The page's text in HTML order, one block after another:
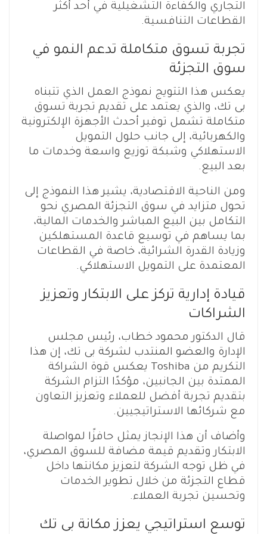
التجاري والكفاءة التشغيلية في أحد أكثر
القطاعات التنافسية.
تجربة تسوق متكاملة تدعم النمو في
سوق التجزئة
يعكس هذا التتويج نموذج العمل الذي تتبناه
بى تك، والذي يعتمد على تقديم تجربة تسوق
متكاملة تشمل توفير أحدث الأجهزة الإلكترونية
والكهربائية، إلى جانب حلول التمويل
الاستهلاكي وشبكة توزيع واسعة وخدمات ما
بعد البيع.
ومن الناحية الاقتصادية، يشير هذا النموذج إلى
تحول متزايد في سوق التجزئة المصري نحو
التكامل بين البيع المباشر والخدمات المالية،
بما يساهم في توسيع قاعدة المستهلكين
وزيادة القدرة الشرائية، خاصة في القطاعات
المعتمدة على التمويل الاستهلاكي.
قيادة إدارية تركز على الابتكار وتعزيز
الشراكات
قال الدكتور محمود خطاب، رئيس مجلس
الإدارة والعضو المنتدب لشركة بى تك، إن هذا
التكريم من Toshiba يعكس قوة الشراكة
الممتدة بين الجانبين، مؤكدًا التزام الشركة
بتقديم تجربة أفضل للعملاء وتعزيز التعاون
مع شركائها الاستراتيجيين.
وأضاف أن هذا الإنجاز يمثل حافزًا لمواصلة
الابتكار وتقديم قيمة مضافة للسوق المصري،
في ظل توجه الشركة لتعزيز مكانتها داخل
قطاع التجزئة من خلال تطوير الخدمات
وتحسين تجربة العملاء.
توسع استراتيجي يعزز مكانة بى تك